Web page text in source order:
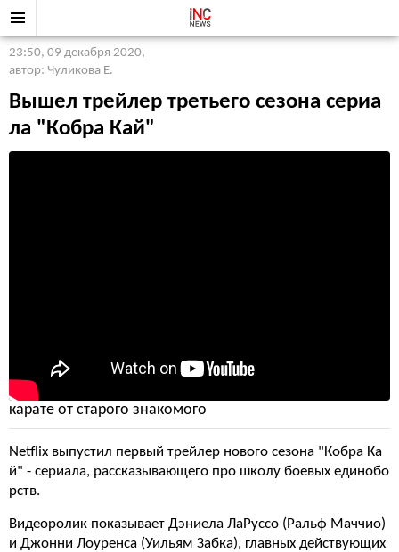
23:50, 09 декабря 2020,
автор: Чуликова Е.
Вышел трейлер третьего сезона сериа
ла "Кобра Кай"
Дэниел и Джонни объединяются, чтобы спасти школу
карате от старого знакомого
Netflix выпустил первый трейлер нового сезона "Кобра Ка
й" - сериала, рассказывающего про школу боевых единобо
рств.
Видеоролик показывает Дэниела ЛаРуссо (Ральф Маччио)
и Джонни Лоуренса (Уильям Забка), главных действующих